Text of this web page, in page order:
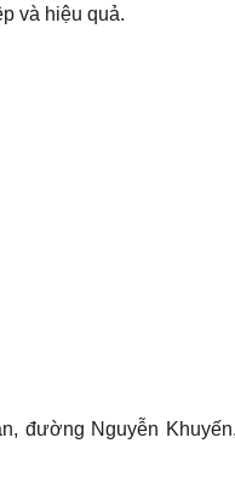
và hiệu quả.
đường Nguyễn